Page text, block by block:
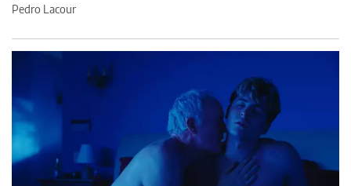
Pedro Lacour